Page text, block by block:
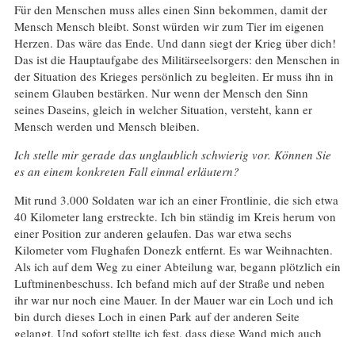
Für den Menschen muss alles einen Sinn bekommen, damit der
Mensch Mensch bleibt. Sonst würden wir zum Tier im eigenen
Herzen. Das wäre das Ende. Und dann siegt der Krieg über dich!
Das ist die Hauptaufgabe des Militärseelsorgers: den Menschen in
der Situation des Krieges persönlich zu begleiten. Er muss ihn in
seinem Glauben bestärken. Nur wenn der Mensch den Sinn
seines Daseins, gleich in welcher Situation, versteht, kann er
Mensch werden und Mensch bleiben.
Ich stelle mir gerade das unglaublich schwierig vor. Können Sie
es an einem konkreten Fall einmal erläutern?
Mit rund 3.000 Soldaten war ich an einer Frontlinie, die sich etwa
40 Kilometer lang erstreckte. Ich bin ständig im Kreis herum von
einer Position zur anderen gelaufen. Das war etwa sechs
Kilometer vom Flughafen Donezk entfernt. Es war Weihnachten.
Als ich auf dem Weg zu einer Abteilung war, begann plötzlich ein
Luftminenbeschuss. Ich befand mich auf der Straße und neben
ihr war nur noch eine Mauer. In der Mauer war ein Loch und ich
bin durch dieses Loch in einen Park auf der anderen Seite
gelangt. Und sofort stellte ich fest, dass diese Wand mich auch